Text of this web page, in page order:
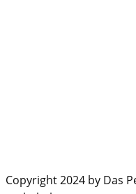
Copyright 2024 by Das